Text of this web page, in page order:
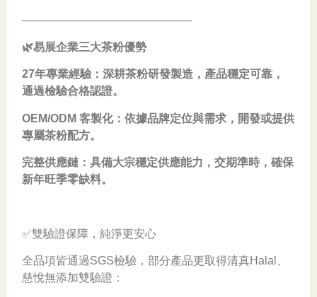
———————————————
🌿易展企業三大茶粉優勢
27年專業經驗：深耕茶粉研發製造，產品穩定可靠，
通過檢驗合格認證。
OEM/ODM 客製化：依據品牌定位與需求，開發或提供
專屬茶粉配方。
完整供應鏈：具備大宗穩定供應能力，交期準時，確保
新年旺季零缺料。
✅雙驗證保障，純淨更安心
全品項皆通過SGS檢驗，部分產品更取得清真Halal、
慈悅無添加雙驗證：